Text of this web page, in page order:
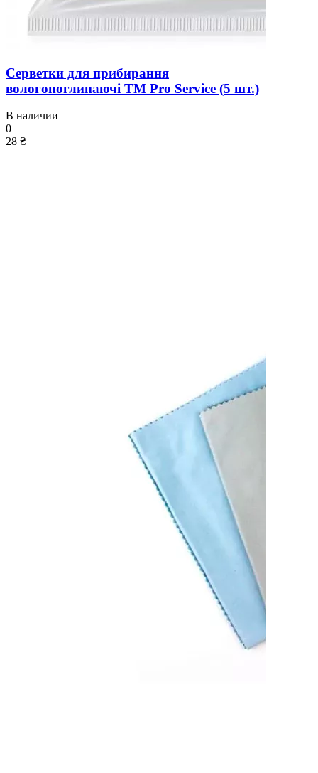
Серветки для прибирання
вологопоглинаючі ТМ Pro Service (5 шт.)
В наличии
0
28 ₴